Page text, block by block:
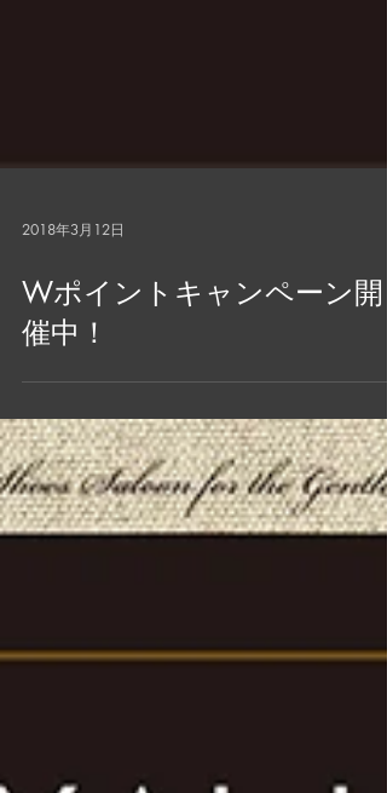
2018年3月12日
Wポイントキャンペーン開
催中！